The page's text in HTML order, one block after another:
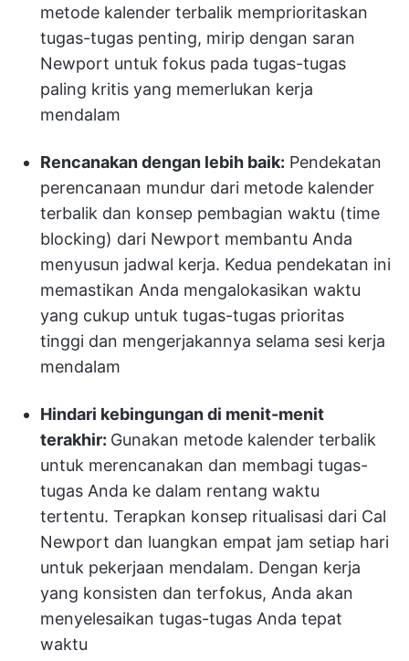
metode kalender terbalik memprioritaskan
tugas-tugas penting, mirip dengan saran
Newport untuk fokus pada tugas-tugas
paling kritis yang memerlukan kerja
mendalam
Rencanakan dengan lebih baik: Pendekatan
perencanaan mundur dari metode kalender
terbalik dan konsep pembagian waktu (time
blocking) dari Newport membantu Anda
menyusun jadwal kerja. Kedua pendekatan ini
memastikan Anda mengalokasikan waktu
yang cukup untuk tugas-tugas prioritas
tinggi dan mengerjakannya selama sesi kerja
mendalam
Hindari kebingungan di menit-menit
terakhir: Gunakan metode kalender terbalik
untuk merencanakan dan membagi tugas-
tugas Anda ke dalam rentang waktu
tertentu. Terapkan konsep ritualisasi dari Cal
Newport dan luangkan empat jam setiap hari
untuk pekerjaan mendalam. Dengan kerja
yang konsisten dan terfokus, Anda akan
menyelesaikan tugas-tugas Anda tepat
waktu